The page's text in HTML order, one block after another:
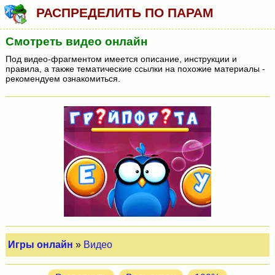
РАСПРЕДЕЛИТЬ ПО ПАРАМ
Смотреть видео онлайн
Под видео-фрагментом имеется описание, инструкции и
правила, а также тематические ссылки на похожие материалы -
рекомендуем ознакомиться.
Игры онлайн » Видео